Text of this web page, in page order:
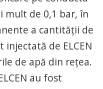
mult de 0,1 bar, în
a cantității de
de ELCEN
de apă din rețea.
au fost